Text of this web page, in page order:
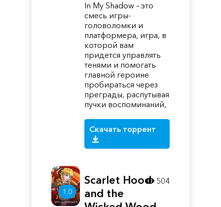
In My Shadow – это
смесь игры-
головоломки и
платформера, игра, в
которой вам
придется управлять
тенями и помогать
главной героине
пробираться через
преграды, распутывая
пучки воспоминаний,
Скачать торрент
1.0
Scarlet Hood
and the
504